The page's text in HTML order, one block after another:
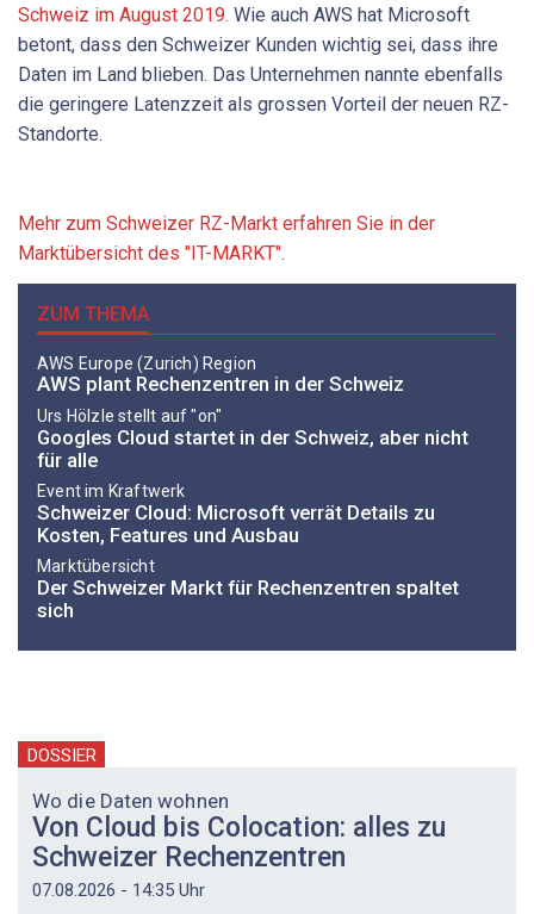
Schweiz im August 2019. Wie auch AWS hat Microsoft
betont, dass den Schweizer Kunden wichtig sei, dass ihre
Daten im Land blieben. Das Unternehmen nannte ebenfalls
die geringere Latenzzeit als grossen Vorteil der neuen RZ-
Standorte.
Mehr zum Schweizer RZ-Markt erfahren Sie in der
Marktübersicht des "IT-MARKT".
ZUM THEMA
AWS Europe (Zurich) Region
AWS plant Rechenzentren in der Schweiz
Urs Hölzle stellt auf "on"
Googles Cloud startet in der Schweiz, aber nicht
für alle
Event im Kraftwerk
Schweizer Cloud: Microsoft verrät Details zu
Kosten, Features und Ausbau
Marktübersicht
Der Schweizer Markt für Rechenzentren spaltet
sich
DOSSIER
Wo die Daten wohnen
Von Cloud bis Colocation: alles zu
Schweizer Rechenzentren
07.08.2026 - 14:35 Uhr